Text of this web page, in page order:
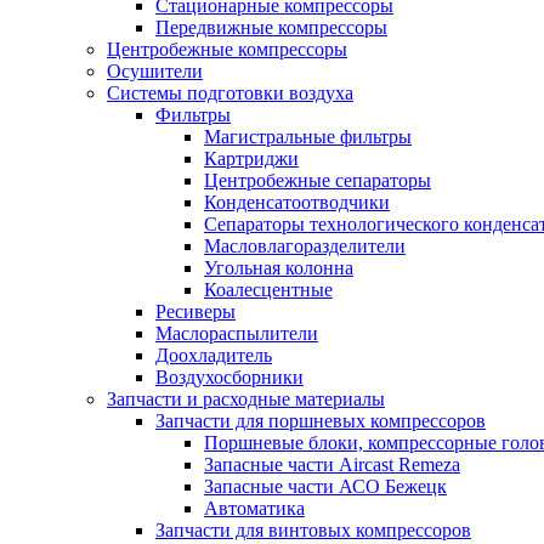
Стационарные компрессоры
Передвижные компрессоры
Центробежные компрессоры
Осушители
Системы подготовки воздуха
Фильтры
Магистральные фильтры
Картриджи
Центробежные сепараторы
Конденсатоотводчики
Сепараторы технологического
Масловлагоразделители
Угольная колонна
Коалесцентные
Ресиверы
Маслораспылители
Доохладитель
Воздухосборники
Запчасти и расходные материалы
Запчасти для поршневых компрессоров
Поршневые блоки, компрессорные
Запасные части Aircast Remeza
Запасные части АСО Бежецк
Автоматика
Запчасти для винтовых компрессоров